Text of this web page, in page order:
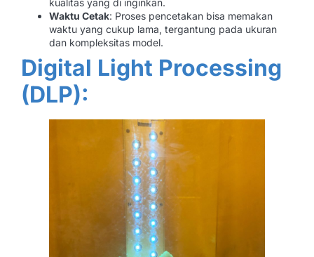
kualitas yang di inginkan.
Waktu Cetak: Proses pencetakan bisa memakan
waktu yang cukup lama, tergantung pada ukuran
dan kompleksitas model.
Digital Light Processing
(DLP):